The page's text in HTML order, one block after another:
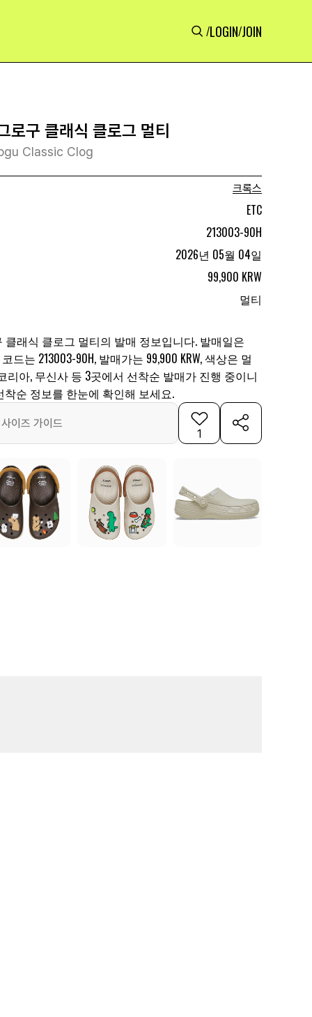
/LOGIN/JOIN
로구 클래식 클로그 멀티
Classic Clog
크록스
ETC
213003-90H
2026년 05월 04일
99,900 KRW
멀티
래식 클로그 멀티의 발매 정보입니다. 발매일은
드는 213003-90H, 발매가는 99,900 KRW, 색상은 멀
리아, 무신사 등 3곳에서 선착순 발매가 진행 중이니
착순 정보를 한눈에 확인해 보세요.
사이즈 가이드
1